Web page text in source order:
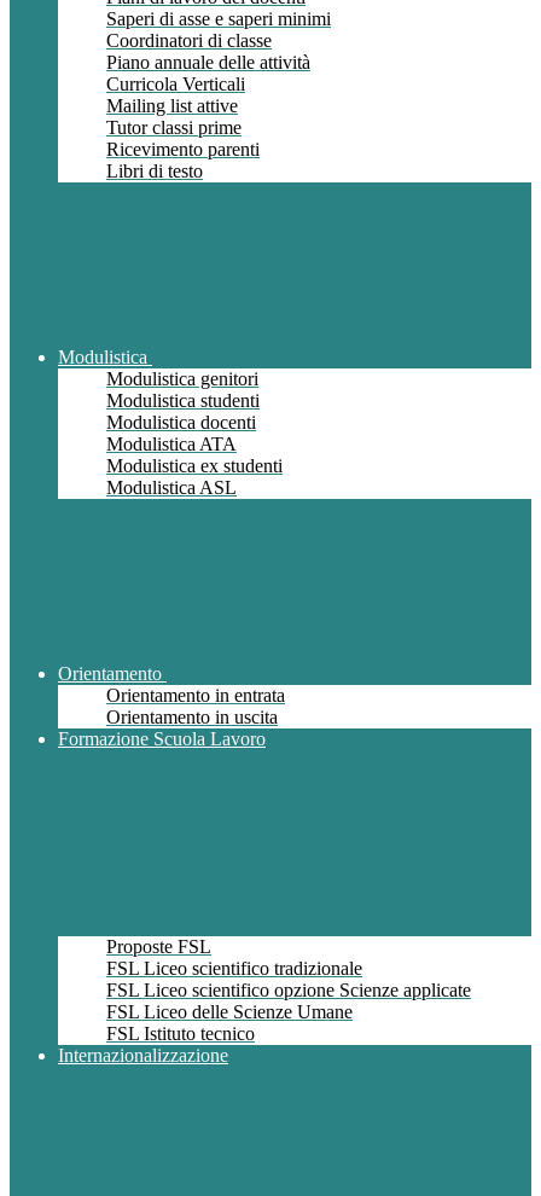
Saperi di asse e saperi minimi
Coordinatori di classe
Piano annuale delle attività
Curricola Verticali
Mailing list attive
Tutor classi prime
Ricevimento parenti
Libri di testo
Modulistica
Modulistica genitori
Modulistica studenti
Modulistica docenti
Modulistica ATA
Modulistica ex studenti
Modulistica ASL
Orientamento
Orientamento in entrata
Orientamento in uscita
Formazione Scuola Lavoro
Proposte FSL
FSL Liceo scientifico tradizionale
FSL Liceo scientifico opzione Scienze applicate
FSL Liceo delle Scienze Umane
FSL Istituto tecnico
Internazionalizzazione